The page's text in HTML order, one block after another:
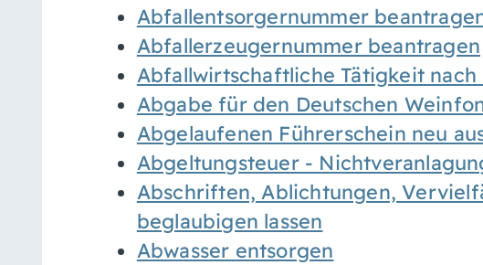
Abfallentsorgernummer
Abfallerzeugernummer beantragen
Abfallwirtschaftliche Tätigkeit
Abgabe für den Deutschen
Abgelaufenen Führerschein neu
Abgeltungsteuer -
Abschriften, Ablichtungen,
beglaubigen lassen
Abwasser entsorgen